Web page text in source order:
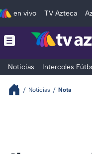
en vivo TV Azteca
Noticias Intercoles
Noticias Nota